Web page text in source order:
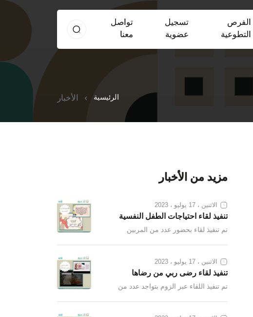
الفرص
التطوعية
تسجيل
عضوية
تواصل
معنا
الرئيسية الأخبار
مزيد من الأخبار
الاثنين ، 17 يوليو ، 2023
تنفيذ لقاء احتياجات الطفل النفسية
تم تنفيذ لقاء بحضور عدد من المربين
الاثنين ، 17 يوليو ، 2023
تنفيذ لقاء رضى ربي من رضاها
تم تنفيذ اللقاء عبر الزوم بتواجد عدد من